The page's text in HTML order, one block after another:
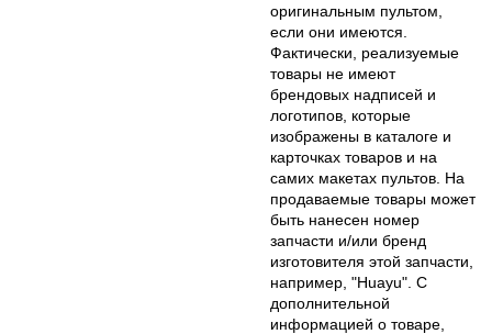
оригинальным пультом,
если они имеются.
Фактически, реализуемые
товары не имеют
брендовых надписей и
логотипов, которые
изображены в каталоге и
карточках товаров и на
самих макетах пультов. На
продаваемые товары может
быть нанесен номер
запчасти и/или бренд
изготовителя этой запчасти,
например, "Huayu". С
дополнительной
информацией о товаре,